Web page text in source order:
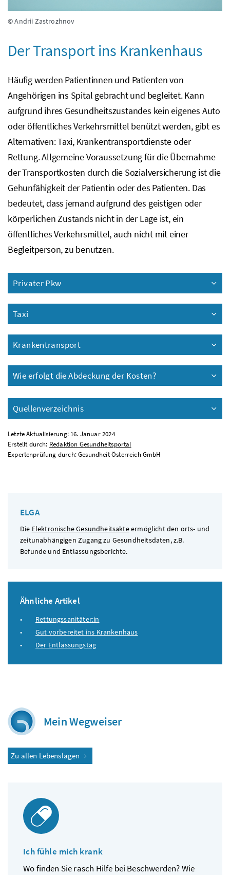
© Andrii Zastrozhnov
Der Transport ins Krankenhaus
Häufig werden Patientinnen und Patienten von
Angehörigen ins Spital gebracht und begleitet. Kann
aufgrund ihres Gesundheitszustandes kein eigenes Auto
oder öffentliches Verkehrsmittel benützt werden, gibt es
Alternativen: Taxi, Krankentransportdienste oder
Rettung. Allgemeine Voraussetzung für die Übernahme
der Transportkosten durch die Sozialversicherung ist die
Gehunfähigkeit der Patientin oder des Patienten. Das
bedeutet, dass jemand aufgrund des geistigen oder
körperlichen Zustands nicht in der Lage ist, ein
öffentliches Verkehrsmittel, auch nicht mit einer
Begleitperson, zu benutzen.
Privater Pkw
Taxi
Krankentransport
Wie erfolgt die Abdeckung der Kosten?
Quellenverzeichnis
Letzte Aktualisierung: 16. Januar 2024
Erstellt durch: Redaktion Gesundheitsportal
Expertenprüfung durch: Gesundheit Österreich GmbH
ELGA
Die Elektronische Gesundheitsakteermöglicht den orts- und
zeitunabhängigen Zugang zu Gesundheitsdaten,z.B.
Befunde und Entlassungsberichte.
Ähnliche Artikel
Rettungssanitäter:in
Gut vorbereitet ins Krankenhaus
Der Entlassungstag
Mein Wegweiser
Zu allen Lebenslagen
Ich fühle mich krank
Wo finden Sie rasch Hilfe bei Beschwerden? Wie